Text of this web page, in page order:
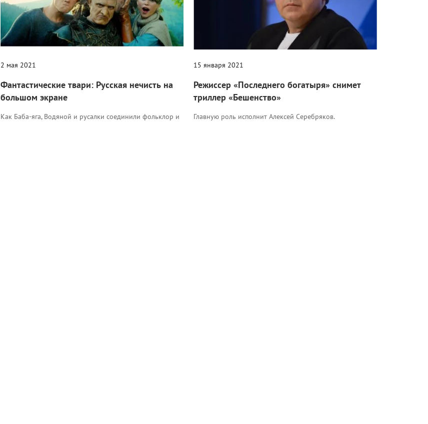
2 мая 2021
Фантастические твари: Русская нечисть на
большом экране
Как Баба-яга, Водяной и русалки соединили фольклор и
15 января 2021
Режиссер «Последнего богатыря» снимет
триллер «Бешенство»
Главную роль исполнит Алексей Серебряков.